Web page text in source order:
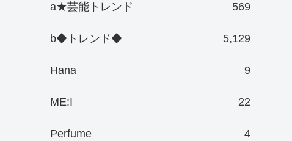
a★芸能トレンド 569
b◆トレンド◆ 5,129
Hana 9
ME:I 22
Perfume 4